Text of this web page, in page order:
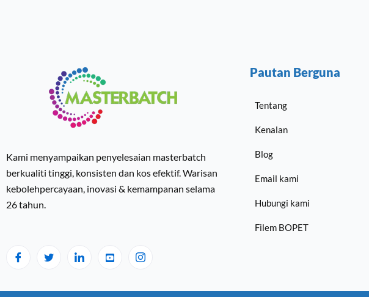
Kami menyampaikan penyelesaian masterbatch
berkualiti tinggi, konsisten dan kos efektif. Warisan
kebolehpercayaan, inovasi & kemampanan selama
26 tahun.
Pautan Berguna
Tentang
Kenalan
Blog
Email kami
Hubungi kami
Filem BOPET